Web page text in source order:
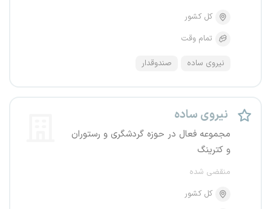
کل کشور
تمام وقت
نیروی ساده صندوقدار
نیروی ساده
مجموعه فعال در حوزه گردشگری و رستوران
و کترینگ
منقضی شده
کل کشور